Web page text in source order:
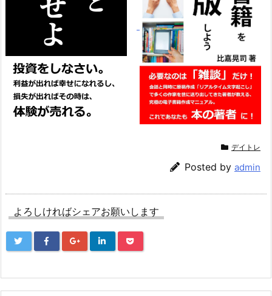
デイトレ
Posted by admin
よろしければシェアお願いします